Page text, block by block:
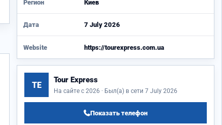
Регион Киев
Дата 7 July 2026
Website https://tourexpress.com.ua
TE
Tour Express
На сайте с 2026 · Был(а) в сети 7 July 2026
Показать телефон